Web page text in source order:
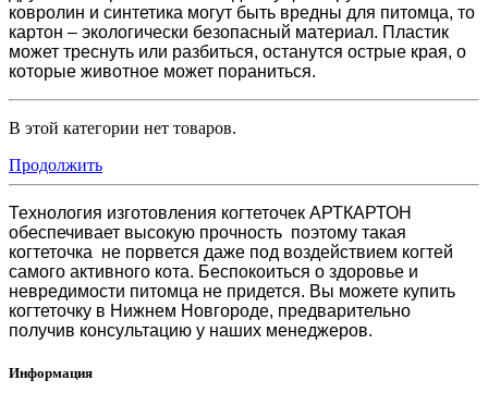
ковролин и синтетика могут быть вредны для питомца, то
картон – экологически безопасный материал. Пластик
может треснуть или разбиться, останутся острые края, о
которые животное может пораниться.
В этой категории нет товаров.
Продолжить
Технология изготовления когтеточек АРТКАРТОН
обеспечивает высокую прочность поэтому такая
когтеточка не порвется даже под воздействием когтей
самого активного кота. Беспокоиться о здоровье и
невредимости питомца не придется. Вы можете купить
когтеточку в Нижнем Новгороде, предварительно
получив консультацию у наших менеджеров.
Информация